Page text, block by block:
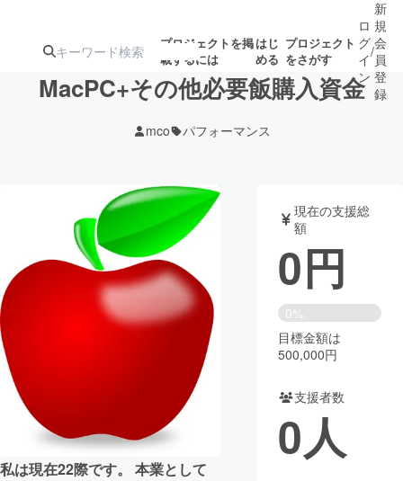
プロジェクトを掲
載するには
はじ
める
プロジェクト
をさがす
アート・写真
テクノロジー・ガジェット ゲーム・サ
書籍・雑誌
チャレンジ
まちづくり・地域活性化
ロ
グ
イ
ン
/
新
規
会
員
登
録
MacPC+その他必要飯購入資金
mco パフォーマンス
私は現在22際です。 本業として
現在の支援総
額
0円
0%
目標金額は
500,000円
支援者数
0人